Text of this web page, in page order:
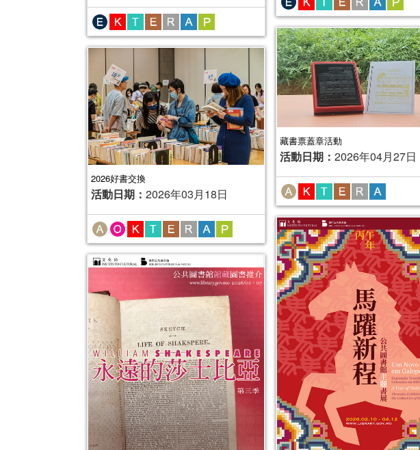
藏書票蓋章活動
活動日期： 2026年04月27日
2026好書交換
活動日期： 2026年03月18日